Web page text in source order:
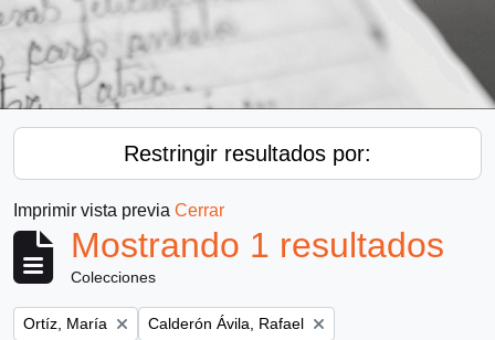
Restringir resultados por:
Imprimir vista previa Cerrar
Mostrando 1 resultados
Colecciones
Remove filter:
Ortíz, María Remove filter:
Calderón Ávila, Rafael